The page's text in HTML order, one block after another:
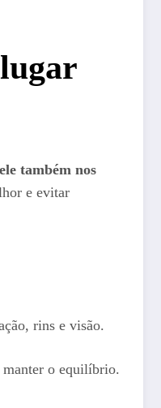
também nos
e evitar
rins e visão.
manter o equilíbrio.